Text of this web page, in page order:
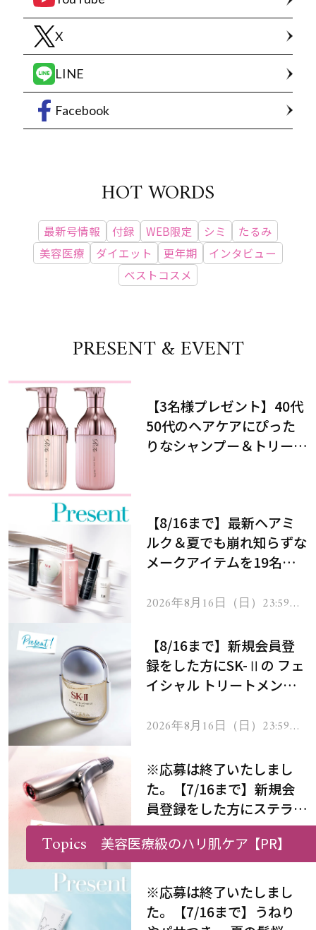
X
LINE
Facebook
HOT WORDS
最新号情報 付録 WEB限定 シミ
たるみ
美容医療
ダイエット 更年期
インタビュー
ベストコスメ
PRESENT & EVENT
【3名様プレゼント】40代
50代のヘアケアにぴった
りなシャンプー＆トリート
【8/16まで】最新ヘアミ
ルク＆夏でも崩れ知らずな
メークアイテムを19名様
2026年8月16日（日）23:59ま
【8/16まで】新規会員登
録をした方にSK-Ⅱの フェ
イシャル トリートメント
2026年8月16日（日）23:59ま
※応募は終了いたしまし
た。【7/16まで】新規会
員登録をした方にステラボ
ーテのシャインリバース
ヘアドライヤー ジュエル
をプレゼント！
2026年7月16日（木）23:59ま
で
※応募は終了いたしまし
た。【7/16まで】うねり
Topics 美容医療級のハリ肌ケア【PR】